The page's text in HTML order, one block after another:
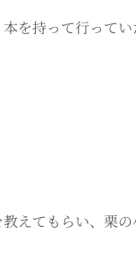
持って行ってい
てもらい、栗の